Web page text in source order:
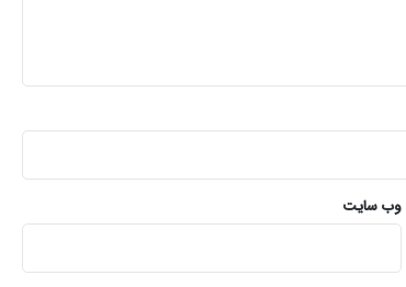
وب‌ سایت